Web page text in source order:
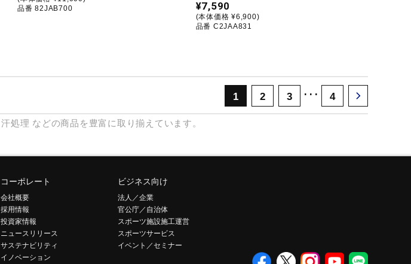
品番 82JAB700
¥7,590
(本体価格 ¥6,900)
品番 C2JAA831
1 2 3 ･･･ 4
汗処理 などの商品を豊富に取り揃えています。
コーポレート
会社概要
採用情報
投資家情報
ニュースリリース
サステナビリティ
イノベーション
ビジネス向け
法人／企業
官公庁／自治体
スポーツ施設施工運営
スポーツサービス
イベント／セミナー